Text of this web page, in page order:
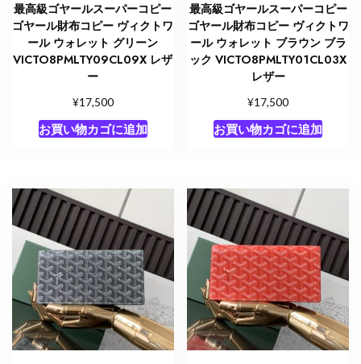
最高級ゴヤールスーパーコピー
ゴヤール財布コピー ヴィクトワ
ール ウォレット グリーン
VICTO8PMLTY09CL09X レザ
ー
¥17,500
お買い物カゴに追加
最高級ゴヤールスーパーコピー
ゴヤール財布コピー ヴィクトワ
ール ウォレット ブラウン ブラ
ック VICTO8PMLTY01CL03X
レザー
¥17,500
お買い物カゴに追加